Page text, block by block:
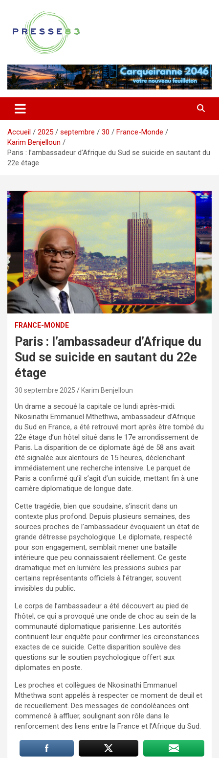
contenu
Presse 83
Accueil 2025 septembre 30
France-Monde
Karim Benjelloun
Paris : l’ambassadeur d’Afrique du Sud se suicide en sautant du
22e étage
FRANCE-MONDE
Paris : l’ambassadeur d’Afrique du
Sud se suicide en sautant du 22e
étage
30 septembre 2025 Karim Benjelloun
Un drame a secoué la capitale ce lundi après-midi.
Nkosinathi Emmanuel Mthethwa, ambassadeur d’Afrique
du Sud en France, a été retrouvé mort après être tombé du
22e étage d’un hôtel situé dans le 17e arrondissement de
Paris. La disparition de ce diplomate âgé de 58 ans avait
été signalée aux alentours de 15 heures, déclenchant
immédiatement une recherche intensive. Le parquet de
Paris a confirmé qu’il s’agit d’un suicide, mettant fin à une
carrière diplomatique de longue date.
Cette tragédie, bien que soudaine, s’inscrit dans un
contexte plus profond. Depuis plusieurs semaines, des
sources proches de l’ambassadeur évoquaient un état de
grande détresse psychologique. Le diplomate, respecté
pour son engagement, semblait mener une bataille
intérieure que peu connaissaient réellement. Ce geste
dramatique met en lumière les pressions subies par
certains représentants officiels à l’étranger, souvent
invisibles du public.
Le corps de l’ambassadeur a été découvert au pied de
l’hôtel, ce qui a provoqué une onde de choc au sein de la
communauté diplomatique parisienne. Les autorités
continuent leur enquête pour confirmer les circonstances
exactes de ce suicide. Cette disparition soulève des
questions sur le soutien psychologique offert aux
diplomates en poste.
Les proches et collègues de Nkosinathi Emmanuel
Mthethwa sont appelés à respecter ce moment de deuil et
de recueillement. Des messages de condoléances ont
commencé à affluer, soulignant son rôle dans le
renforcement des liens entre la France et l’Afrique du Sud.